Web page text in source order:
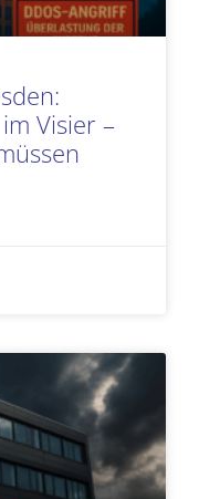
Visier –